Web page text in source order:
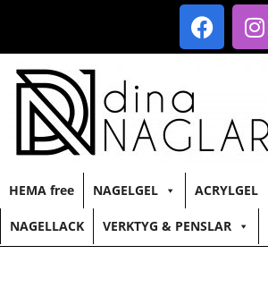
HEMA free NAGELGEL ACRYLGEL
NAGELLACK VERKTYG & PENSLAR